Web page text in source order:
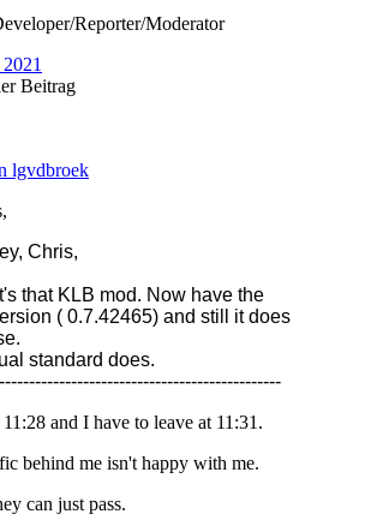
Reporter/Moderator
Beitrag
lgvdbroek
Chris,
that KLB mod. Now have the
( 0.7.42465) and still it does
standard does.
and I have to leave at 11:31.
behind me isn't happy with me.
can just pass.